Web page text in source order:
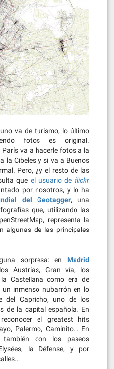
va de turismo, lo último
fotos es original.
París va a hacerle fotos a la
la Cibeles y si va a Buenos
Pero, ¿y el resto de las
que el usuario de flickr
por nosotros, y lo ha
del Geotagger, una
que, utilizando las
representa la
algunas de las principales
sorpresa: en Madrid
Austrias, Gran vía, los
Castellana como era de
un inmenso nubarrón en lo
del Capricho, uno de los
de la capital española. En
el greatest hits
Palermo, Caminito… En
también con los paseos
la Défense, y por